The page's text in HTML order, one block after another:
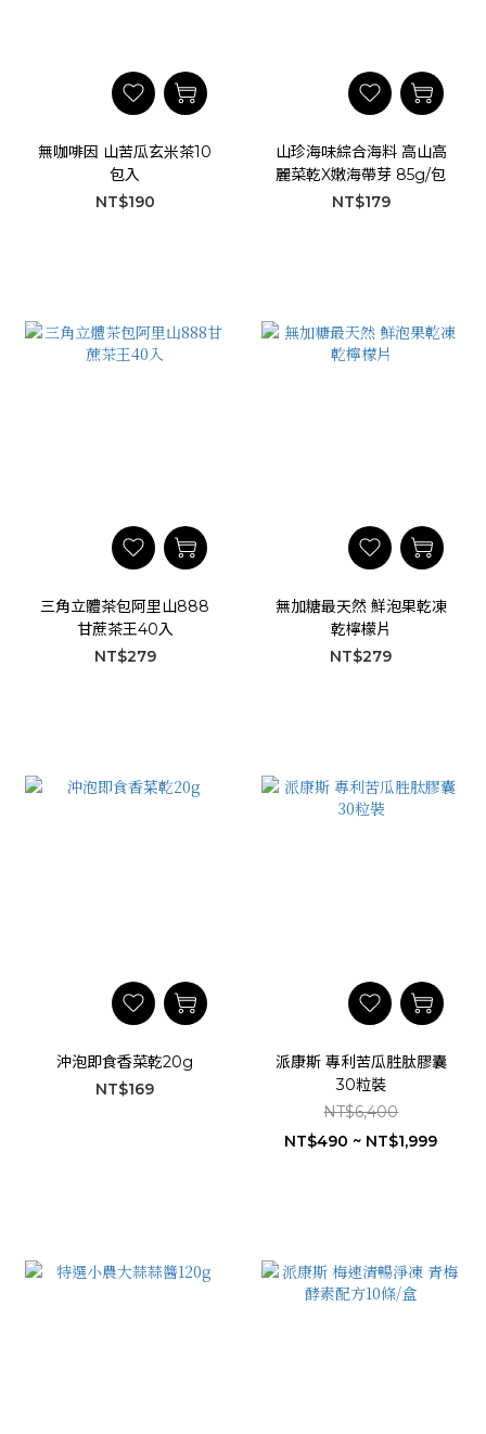
無咖啡因 山苦瓜玄米茶10
包入
NT$190
山珍海味綜合海料 高山高
麗菜乾X嫩海帶芽 85g/包
NT$179
三角立體茶包阿里山888
甘蔗茶王40入
NT$279
無加糖最天然 鮮泡果乾凍
乾檸檬片
NT$279
沖泡即食香菜乾20g
NT$169
派康斯 專利苦瓜胜肽膠囊
30粒裝
NT$6,400
NT$490 ~ NT$1,999